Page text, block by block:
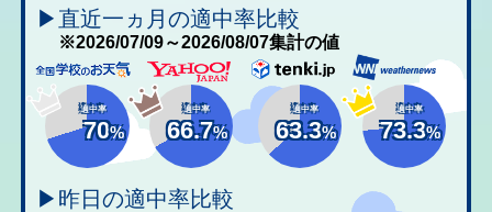
▶直近一ヵ月の適中率比較
※2026/07/09～2026/08/07集計の値
適中率
70%
適中率
66.7%
適中率
63.3%
適中率
73.3%
▶昨日の適中率比較